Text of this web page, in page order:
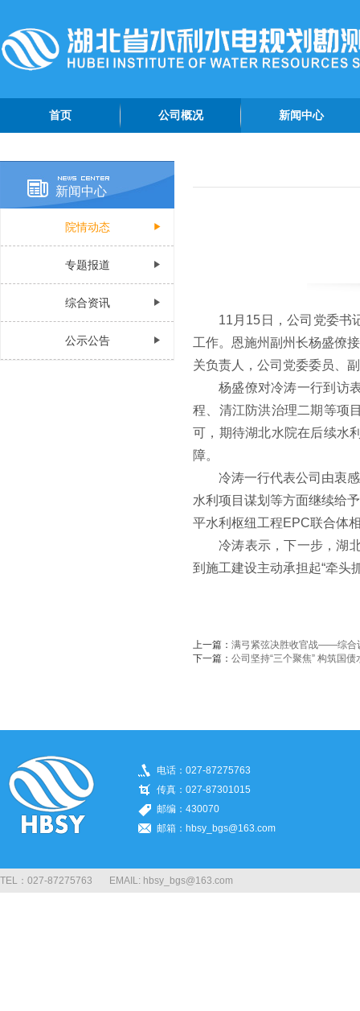
首页 公司概况 新闻中心
管理团队
公司荣誉
认证资质
新闻中心
院情动态
专题报道
综合资讯
公示公告
11月15日，公司党委书
工作。恩施州副州长杨盛僚
关负责人，公司党委委员、
杨盛僚对冷涛一行到访
程、清江防洪治理二期等项
可，期待湖北水院在后续水
障。
冷涛一行代表公司由衷
水利项目谋划等方面继续给
平水利枢纽工程EPC联合体
冷涛表示，下一步，湖
到施工建设主动承担起“牵头
上一篇： 满弓紧弦决胜收官战——综合
下一篇： 公司坚持“三个聚焦” 构筑国
电话：027-87275763
传真：027-87301015
邮编：430070
邮箱：hbsy_bgs@163.com
TEL：027-87275763 EMAIL: hbsy_bgs@163.com